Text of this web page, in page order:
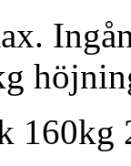
160kg